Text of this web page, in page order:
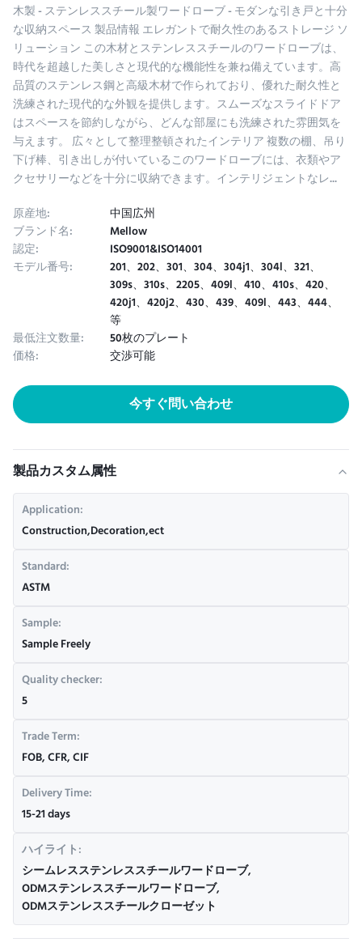
木製 - ステンレススチール製ワードローブ - モダンな引き戸と十分
な収納スペース 製品情報 エレガントで耐久性のあるストレージ ソ
リューション この木材とステンレススチールのワードローブは、
時代を超越した美しさと現代的な機能性を兼ね備えています。高
品質のステンレス鋼と高級木材で作られており、優れた耐久性と
洗練された現代的な外観を提供します。スムーズなスライドドア
はスペースを節約しながら、どんな部屋にも洗練された雰囲気を
与えます。 広々として整理整頓されたインテリア 複数の棚、吊り
下げ棒、引き出しが付いているこのワードローブには、衣類やア
クセサリーなどを十分に収納できます。インテリジェントなレ...
原産地:
中国広州
ブランド名: Mellow
認定: ISO9001&ISO14001
モデル番号: 201、202、301、304、304j1、304l、321、
309s、310s、2205、409l、410、410s、420、
420j1、420j2、430、439、409l、443、444、
等
最低注文数量: 50枚のプレート
価格: 交渉可能
今すぐ問い合わせ
製品カスタム属性
Application:
Construction,Decoration,ect
Standard:
ASTM
Sample:
Sample Freely
Quality checker:
5
Trade Term:
FOB, CFR, CIF
Delivery Time:
15-21 days
ハイライト:
シームレスステンレススチールワードローブ,
ODMステンレススチールワードローブ,
ODMステンレススチールクローゼット